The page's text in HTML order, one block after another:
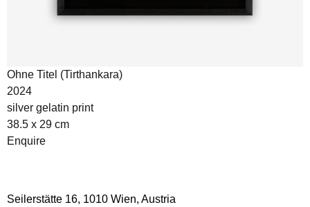
Ohne Titel (Tirthankara)
2024
silver gelatin print
38.5 x 29 cm
Enquire
Seilerstätte 16, 1010 Wien, Austria